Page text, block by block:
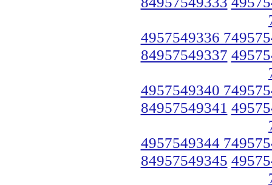
4957549336
84957549337
4957549340
84957549341
4957549344
84957549345